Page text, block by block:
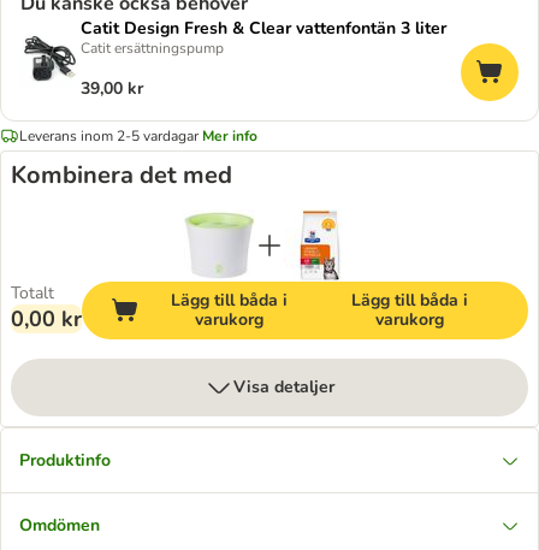
Catit Design Fresh & Clear vattenfontän 3 liter
Catit ersättningspump
39,00 kr
Leverans inom 2-5 vardagar Mer info
Kombinera det med
Totalt
0,00 kr
Lägg till båda i
varukorg
Lägg till båda i
varukorg
Visa detaljer
Produktinfo
Omdömen